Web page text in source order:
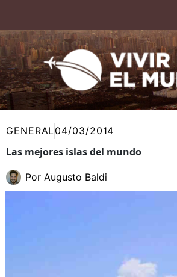
contenido
GENERAL04/03/2014
Las mejores islas del mundo
Por Augusto Baldi